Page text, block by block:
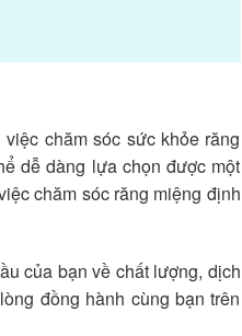
chăm sóc sức khỏe răng
dễ dàng lựa chọn được một
chăm sóc răng miệng định
của bạn về chất lượng, dịch
đồng hành cùng bạn trên